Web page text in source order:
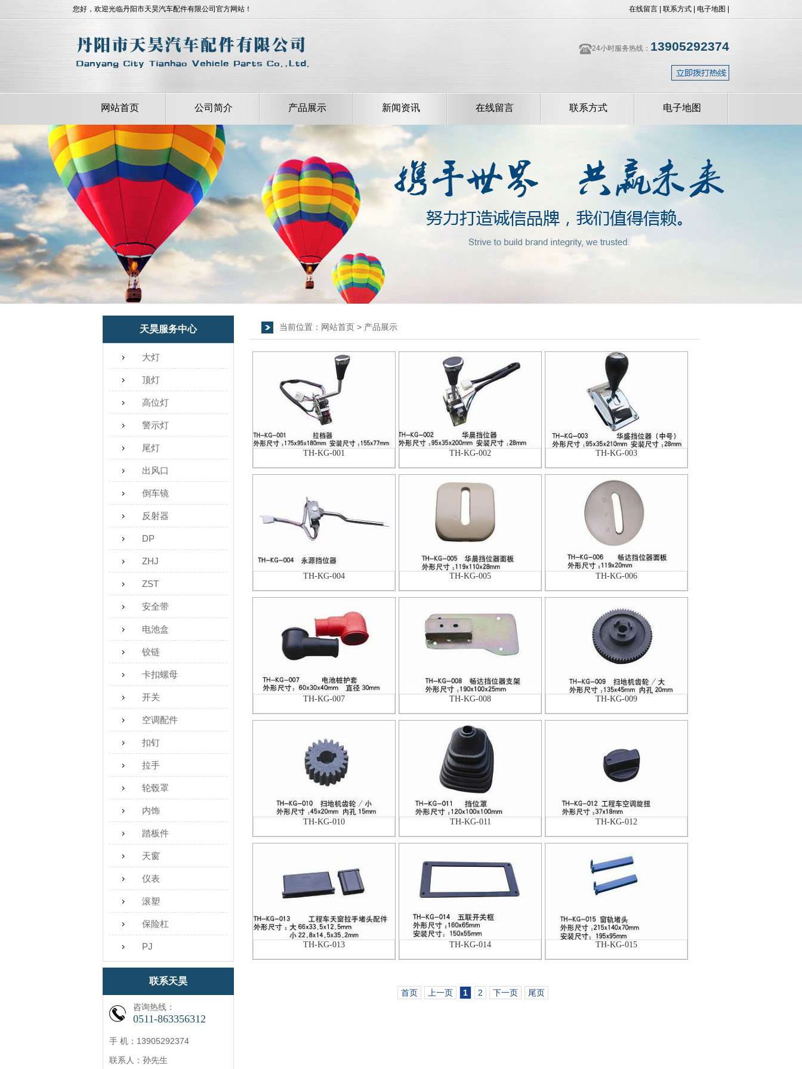
您好，欢迎光临丹阳市天昊汽车配件有限公司官方网站！ 在线留言 联系方式 电子地图
24小时服务热线： 13905292374
网站首页 公司简介 产品展示 新闻资讯 在线留言 联系方式 电子地图
天昊服务中心
大灯
顶灯
高位灯
警示灯
尾灯
出风口
倒车镜
反射器
DP
ZHJ
ZST
安全带
电池盒
铰链
卡扣螺母
开关
空调配件
扣钉
拉手
轮毂罩
内饰
踏板件
天窗
仪表
滚塑
保险杠
PJ
联系天昊
咨询热线：
0511-863356312
手 机：13905292374
联系人：孙先生
当前位置： 网站首页 > 产品展示
TH-KG-001 TH-KG-002 TH-KG-003
TH-KG-004 TH-KG-005 TH-KG-006
TH-KG-007 TH-KG-008 TH-KG-009
TH-KG-010 TH-KG-011 TH-KG-012
TH-KG-013 TH-KG-014 TH-KG-015
首页 上一页 1 2 下一页 尾页